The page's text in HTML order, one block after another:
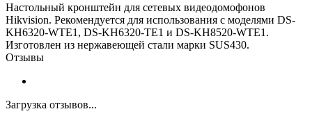
Настольный кронштейн для сетевых видеодомофонов
Hikvision. Рекомендуется для использования с моделями DS-
KH6320-WTE1, DS-KH6320-TE1 и DS-KH8520-WTE1.
Изготовлен из нержавеющей стали марки SUS430.
Отзывы
Загрузка отзывов...